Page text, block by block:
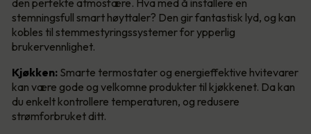
den perfekte atmosfære. Hva med å installere en
stemningsfull smart høyttaler? Den gir fantastisk lyd, og kan
kobles til stemmestyringssystemer for ypperlig
brukervennlighet.
Kjøkken: Smarte termostater og energieffektive hvitevarer
kan være gode og velkomne produkter til kjøkkenet. Da kan
du enkelt kontrollere temperaturen, og redusere
strømforbruket ditt.